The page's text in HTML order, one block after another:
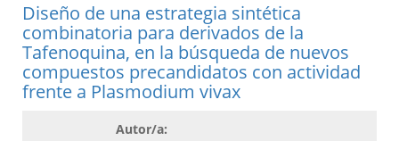
Diseño de una estrategia sintética
combinatoria para derivados de la
Tafenoquina, en la búsqueda de nuevos
compuestos precandidatos con actividad
frente a Plasmodium vivax
Autor/a: